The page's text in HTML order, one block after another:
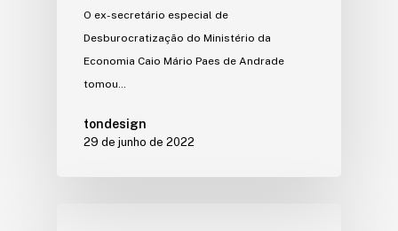
O ex-secretário especial de
Desburocratização do Ministério da
Economia Caio Mário Paes de Andrade
tomou…
tondesign
29 de junho de 2022